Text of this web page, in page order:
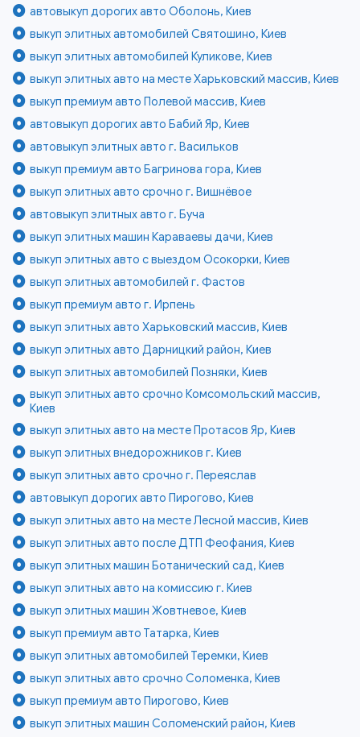
автовыкуп дорогих авто Оболонь, Киев
выкуп элитных автомобилей Святошино, Киев
выкуп элитных автомобилей Куликове, Киев
выкуп элитных авто на месте Харьковский массив, Киев
выкуп премиум авто Полевой массив, Киев
автовыкуп дорогих авто Бабий Яр, Киев
автовыкуп элитных авто г. Васильков
выкуп премиум авто Багринова гора, Киев
выкуп элитных авто срочно г. Вишнёвое
автовыкуп элитных авто г. Буча
выкуп элитных машин Караваевы дачи, Киев
выкуп элитных авто с выездом Осокорки, Киев
выкуп элитных автомобилей г. Фастов
выкуп премиум авто г. Ирпень
выкуп элитных авто Харьковский массив, Киев
выкуп элитных авто Дарницкий район, Киев
выкуп элитных автомобилей Позняки, Киев
выкуп элитных авто срочно Комсомольский массив,
Киев
выкуп элитных авто на месте Протасов Яр, Киев
выкуп элитных внедорожников г. Киев
выкуп элитных авто срочно г. Переяслав
автовыкуп дорогих авто Пирогово, Киев
выкуп элитных авто на месте Лесной массив, Киев
выкуп элитных авто после ДТП Феофания, Киев
выкуп элитных машин Ботанический сад, Киев
выкуп элитных авто на комиссию г. Киев
выкуп элитных машин Жовтневое, Киев
выкуп премиум авто Татарка, Киев
выкуп элитных автомобилей Теремки, Киев
выкуп элитных авто срочно Соломенка, Киев
выкуп премиум авто Пирогово, Киев
выкуп элитных машин Соломенский район, Киев